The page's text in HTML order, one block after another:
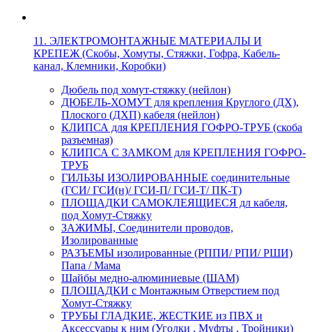
11. ЭЛЕКТРОМОНТАЖНЫЕ МАТЕРИАЛЫ И
КРЕПЕЖ (Скобы, Хомуты, Стяжки, Гофра, Кабель-
канал, Клемники, Коробки)
Дюбель под хомут-стяжку (нейлон)
ДЮБЕЛЬ-ХОМУТ для крепления Круглого (ДХ),
Плоского (ДХП) кабеля (нейлон)
КЛИПСА для КРЕПЛЕНИЯ ГОФРО-ТРУБ (скоба
разъемная)
КЛИПСА С ЗАМКОМ для КРЕПЛЕНИЯ ГОФРО-
ТРУБ
ГИЛЬЗЫ ИЗОЛИРОВАННЫЕ соединительные
(ГСИ/ ГСИ(н)/ ГСИ-П/ ГСИ-Т/ ПК-Т)
ПЛОЩАДКИ САМОКЛЕЯЩИЕСЯ дл кабеля,
под Хомут-Стяжку
ЗАЖИМЫ, Соединители проводов,
Изолированные
РАЗЪЕМЫ изолированные (РППИ/ РПИ/ РШИ)
Папа / Мама
Шайбы медно-алюминиевые (ШАМ)
ПЛОЩАДКИ с Монтажным Отверстием под
Хомут-Стяжку
ТРУБЫ ГЛАДКИЕ, ЖЕСТКИЕ из ПВХ и
Аксессуары к ним (Уголки , Муфты , Тройники)